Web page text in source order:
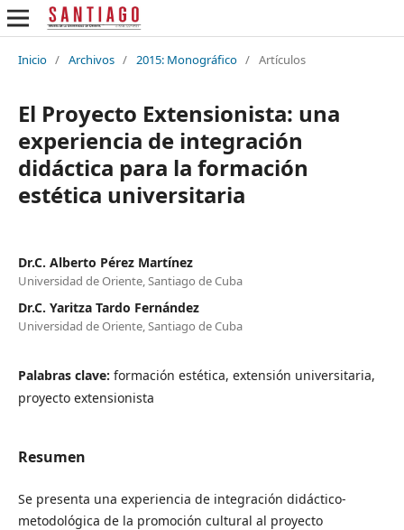
Inicio / Archivos / 2015: Monográfico / Artículos
El Proyecto Extensionista: una
experiencia de integración
didáctica para la formación
estética universitaria
Dr.C. Alberto Pérez Martínez
Universidad de Oriente, Santiago de Cuba
Dr.C. Yaritza Tardo Fernández
Universidad de Oriente, Santiago de Cuba
Palabras clave: formación estética, extensión universitaria,
proyecto extensionista
Resumen
Se presenta una experiencia de integración didáctico-
metodológica de la promoción cultural al proyecto